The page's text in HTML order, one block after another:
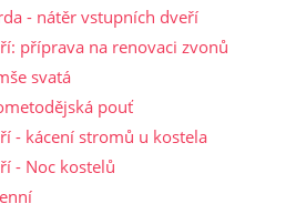
- nátěr vstupních dveří
příprava na renovaci zvonů
svatá
pouť
- kácení stromů u kostela
- Noc kostelů